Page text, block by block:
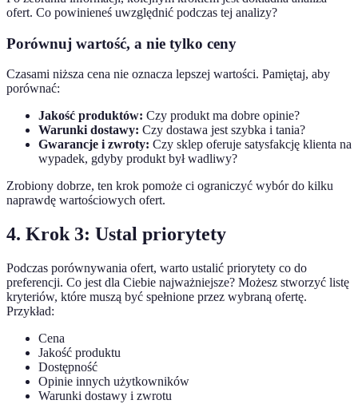
ofert. Co powinieneś uwzględnić podczas tej analizy?
Porównuj wartość, a nie tylko ceny
Czasami niższa cena nie oznacza lepszej wartości. Pamiętaj, aby
porównać:
Jakość produktów: Czy produkt ma dobre opinie?
Warunki dostawy: Czy dostawa jest szybka i tania?
Gwarancje i zwroty: Czy sklep oferuje satysfakcję klienta na
wypadek, gdyby produkt był wadliwy?
Zrobiony dobrze, ten krok pomoże ci ograniczyć wybór do kilku
naprawdę wartościowych ofert.
4. Krok 3: Ustal priorytety
Podczas porównywania ofert, warto ustalić priorytety co do
preferencji. Co jest dla Ciebie najważniejsze? Możesz stworzyć listę
kryteriów, które muszą być spełnione przez wybraną ofertę.
Przykład:
Cena
Jakość produktu
Dostępność
Opinie innych użytkowników
Warunki dostawy i zwrotu